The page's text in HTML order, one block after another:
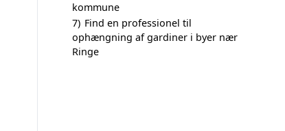
kommune
7) Find en professionel til
ophængning af gardiner i byer nær
Ringe